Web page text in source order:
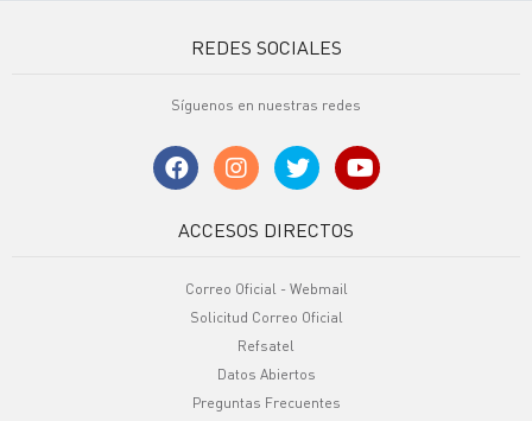
REDES SOCIALES
Síguenos en nuestras redes
ACCESOS DIRECTOS
Correo Oficial - Webmail
Solicitud Correo Oficial
Refsatel
Datos Abiertos
Preguntas Frecuentes